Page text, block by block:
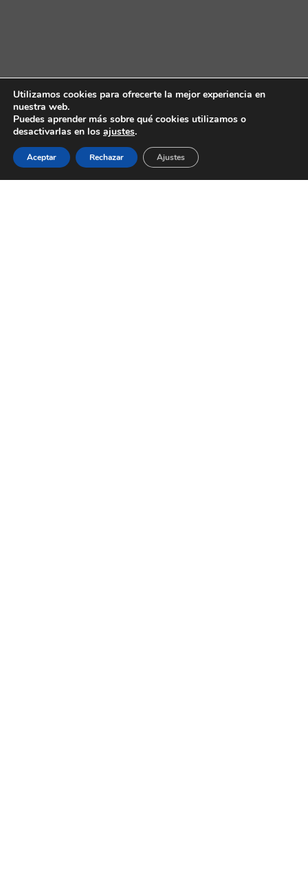
Utilizamos cookies para ofrecerte la mejor experiencia en
nuestra web.
Puedes aprender más sobre qué cookies utilizamos o
desactivarlas en los ajustes.
Aceptar Rechazar Ajustes